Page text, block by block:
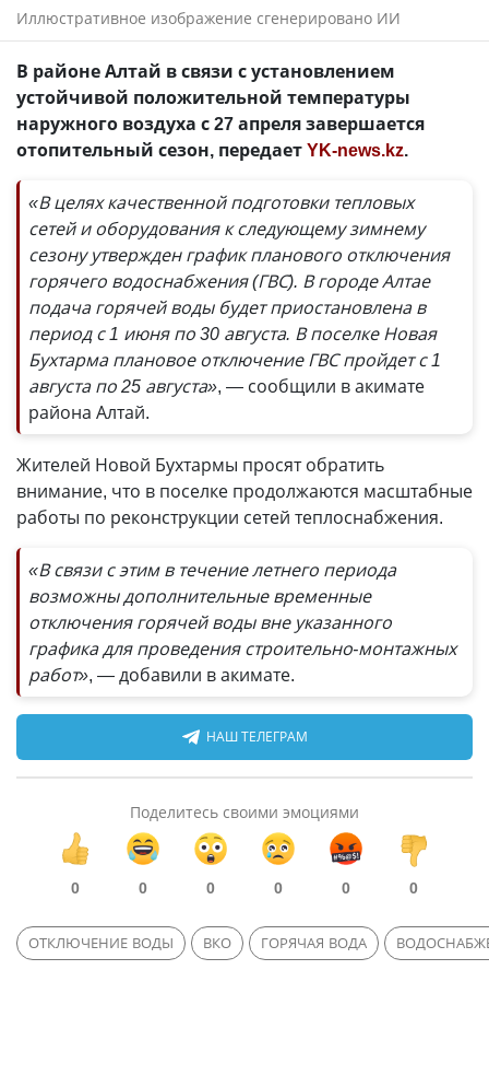
Иллюстративное изображение сгенерировано ИИ
В районе Алтай в связи с установлением
устойчивой положительной температуры
наружного воздуха с 27 апреля завершается
отопительный сезон, передаетYK-news.kz.
«В целях качественной подготовки тепловых
сетей и оборудования к следующему зимнему
сезону утвержден график планового отключения
горячего водоснабжения (ГВС). В городе Алтае
подача горячей воды будет приостановлена в
период с 1 июня по 30 августа. В поселке Новая
Бухтарма плановое отключение ГВС пройдет с 1
августа по 25 августа», — сообщили в акимате
района Алтай.
Жителей Новой Бухтармы просят обратить
внимание, что в поселке продолжаются масштабные
работы по реконструкции сетей теплоснабжения.
«В связи с этим в течение летнего периода
возможны дополнительные временные
отключения горячей воды вне указанного
графика для проведения строительно-монтажных
работ», — добавили в акимате.
НАШ ТЕЛЕГРАМ
Поделитесь своими эмоциями
0 0 0 0 0 0
ОТКЛЮЧЕНИЕ ВОДЫ ВКО ГОРЯЧАЯ ВОДА